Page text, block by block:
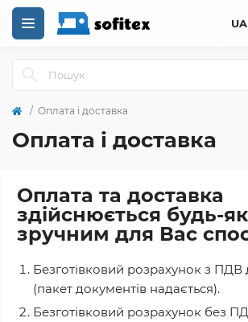
UA
Оплата і доставка
Оплата і доставка
Оплата та доставка
здійснюється будь-
зручним для Вас
Безготівковий розрахунок з ПДВ
(пакет документів надається).
Безготівковий розрахунок без